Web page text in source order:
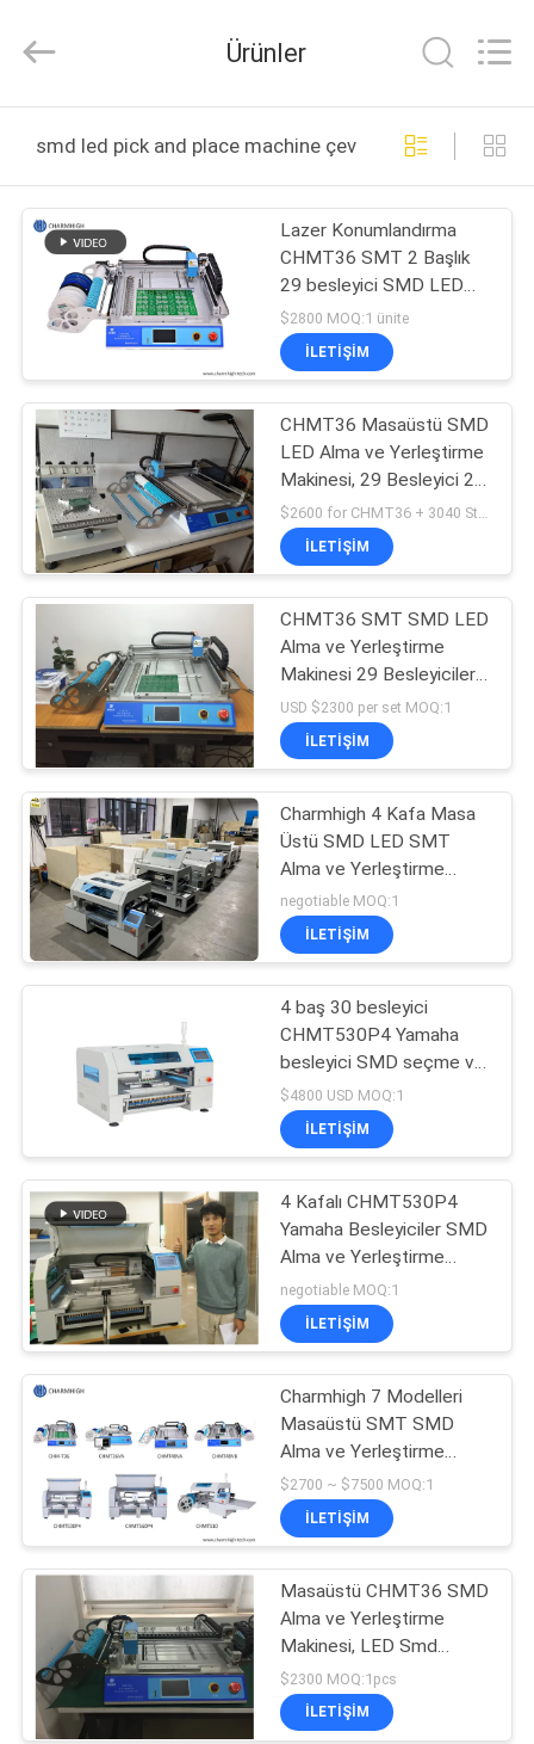
ÜRÜNLER
VIDEOLAR
HAKKIMIZDA
FABRIKA
TURU
KALITE
KONTROLÜ
BIZE
ULAŞIN
HABERLER
SHOPPING
ON
LINE
HARITASI
GIZLILIK
POLITIKASI
TECHNOLOGY
LIMITED.
Reserved.
Ürünler
smd led pick and place machine çevrimiçi üretim
Lazer Konumlandırma
CHMT36 SMT 2 Başlık
29 besleyici SMD LED
Alma ve Yerleştirme
Makinesi
$2800 MOQ:1 ünite
İLETIŞIM
CHMT36 Masaüstü SMD
LED Alma ve Yerleştirme
Makinesi, 29 Besleyici 2
Kafa Küçük SMT
Makinesi
İLETIŞIM
CHMT36 SMT SMD LED
Alma ve Yerleştirme
Makinesi 29 Besleyiciler
Küçük SMT Makinesi
USD $2300 per set MOQ:1
İLETIŞIM
Charmhigh 4 Kafa Masa
Üstü SMD LED SMT
Alma ve Yerleştirme
Makinesi
negotiable MOQ:1
İLETIŞIM
4 baş 30 besleyici
CHMT530P4 Yamaha
besleyici SMD seçme ve
yerleştirme makinesi ile
çip montajı
$4800 USD MOQ:1
İLETIŞIM
4 Kafalı CHMT530P4
Yamaha Besleyiciler SMD
Alma ve Yerleştirme
Makinesi 0402-5050
SOP QFN
negotiable MOQ:1
İLETIŞIM
Charmhigh 7 Modelleri
Masaüstü SMT SMD
Alma ve Yerleştirme
Makinesi, Küçük PCB
işleme makinesi
$2700 ~ $7500 MOQ:1
İLETIŞIM
Masaüstü CHMT36 SMD
Alma ve Yerleştirme
Makinesi, LED Smd
Montaj Makinesi Lazer
Konumlandırma Küçük
SMT Makinesi
$2300 MOQ:1pcs
İLETIŞIM